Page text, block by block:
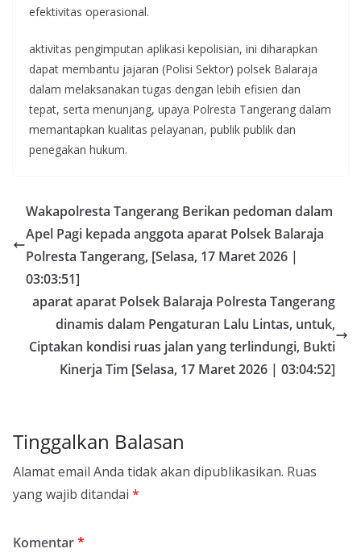
efektivitas operasional.
aktivitas pengimputan aplikasi kepolisian, ini diharapkan
dapat membantu jajaran (Polisi Sektor) polsek Balaraja
dalam melaksanakan tugas dengan lebih efisien dan
tepat, serta menunjang, upaya Polresta Tangerang dalam
memantapkan kualitas pelayanan, publik publik dan
penegakan hukum.
Wakapolresta Tangerang Berikan pedoman dalam
Apel Pagi kepada anggota aparat Polsek Balaraja
Polresta Tangerang, [Selasa, 17 Maret 2026 |
03:03:51]
aparat aparat Polsek Balaraja Polresta Tangerang
dinamis dalam Pengaturan Lalu Lintas, untuk,
Ciptakan kondisi ruas jalan yang terlindungi, Bukti
Kinerja Tim [Selasa, 17 Maret 2026 | 03:04:52]
Tinggalkan Balasan
Alamat email Anda tidak akan dipublikasikan. Ruas
yang wajib ditandai *
Komentar*